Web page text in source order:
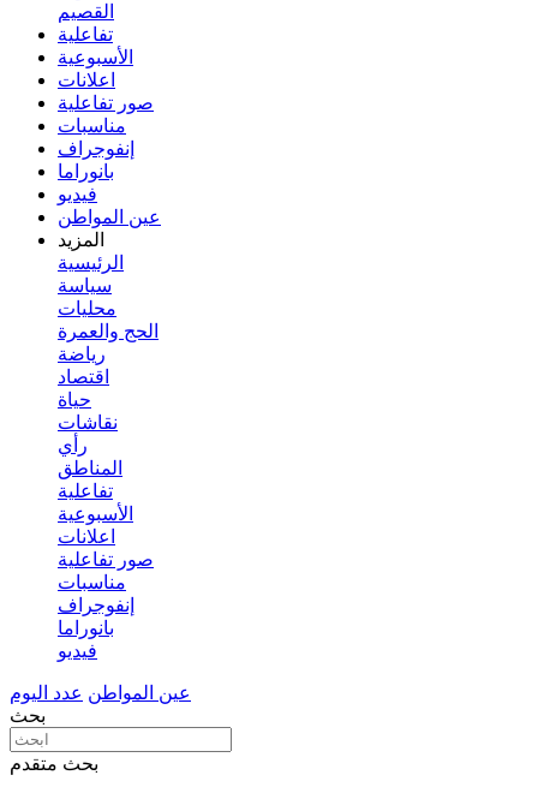
القصيم
تفاعلية
الأسبوعية
اعلانات
صور تفاعلية
مناسبات
إنفوجراف
بانوراما
فيديو
عين المواطن
المزيد
الرئيسية
سياسة
محليات
الحج والعمرة
رياضة
اقتصاد
حياة
نقاشات
رأي
المناطق
تفاعلية
الأسبوعية
اعلانات
صور تفاعلية
مناسبات
إنفوجراف
بانوراما
فيديو
عين المواطن عدد اليوم
بحث
بحث متقدم